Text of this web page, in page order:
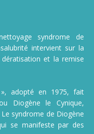
syndrome de
intervient sur la
et la remise
adopté en 1975, fait
Diogène le Cynique,
Le syndrome de Diogène
se manifeste par des